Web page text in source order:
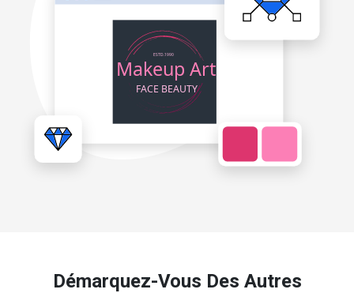
Démarquez-Vous Des Autres